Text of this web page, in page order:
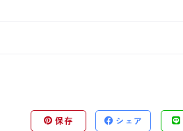
保存 シェア